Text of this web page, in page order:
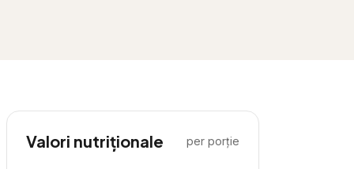
Valori nutriționale per porție